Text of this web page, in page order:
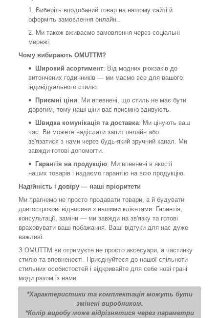
Виберіть вподобаний товар на нашому сайті й
оформіть замовлення онлайн..
Ми також вживаємо замовлення через соціальні
мережі.
Чому вибирають OMUTTM?
Широкий асортимент: Від модних рюкзаків до
витончених годинників — ми маємо все для вашого
індивідуального стилю.
Приємні ціни: Ми впевнені, що стиль не має бути
дорогим, тому наші ціни вас приємно здивують.
Швидка комунікація та доставка: Ми цінують ваш
час. Ви можете надіслати запит онлайн або
зв'язатися з нами через будь-який зручний канал. Ми
завжди готові допомогти.
Гарантія на продукцію: Ми впевнені в якості
наших товарів і надаємо гарантію на всю продукцію.
Надійність і довіру — наші пріоритети
Ми прагнемо не просто продавати товари, а й будувати
довгострокові відносини з нашими клієнтами. Гарантія,
консультації, заміни — ми завжди на зв'язку та готові
враховувати ваші побажання. Ваші відгуки для нас дуже
важливі.
З OMUTTM ви отримуєте не просто аксесуари, а частинку
стилю та впевненості. Приєднуйтеся до нашої спільноти
стильних особистостей і відкривайте для себе нові грані
моди разом із нами.
*Характеристики та комплектація можуть бути
змінені виробником.
*Колір виробу може відрізнятися через параметри